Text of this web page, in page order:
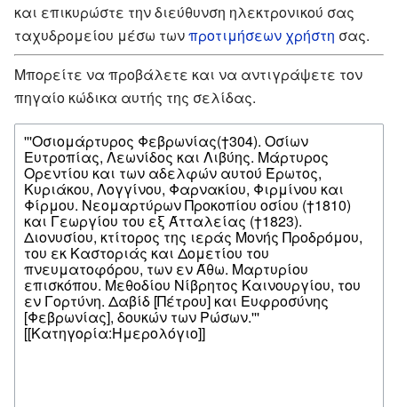
και επικυρώστε την διεύθυνση ηλεκτρονικού σας
ταχυδρομείου μέσω τωνπροτιμήσεων χρήστη σας.
Μπορείτε να προβάλετε και να αντιγράψετε τον
πηγαίο κώδικα αυτής της σελίδας.